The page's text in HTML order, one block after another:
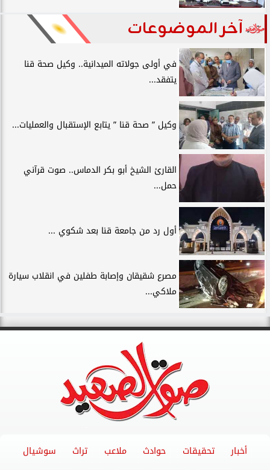
آخر الموضوعات
في أولى جولاته الميدانية.. وكيل صحة قنا
يتفقد...
وكيل ” صحة قنا ” يتابع الإستقبال والعمليات...
القارئ الشيخ أبو بكر الدماس.. صوت قرآني
حمل...
أول رد من جامعة قنا بعد شكوي ...
مصرع شقيقان وإصابة طفلين في انقلاب سيارة
ملاكي...
أخبار تحقيقات حوادث ملاعب تراث سوشيال